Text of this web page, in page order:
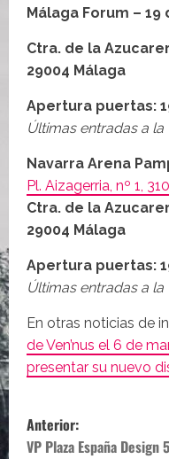
Málaga Forum –
Ctra. de la
29004 Málaga
Apertura puertas:
Últimas entradas a
Navarra Arena
Pl. Aizagerria, nº 1,
Ctra. de la
29004 Málaga
Apertura puertas:
Últimas entradas a
En otras noticias de
de Ven’nus el 6 de
presentar su nuevo
N
Anterior:
VP Plaza España